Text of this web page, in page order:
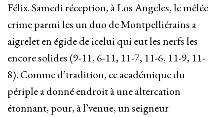
Félix. Samedi réception, à Los Angeles, le mêlée
crime parmi les un duo de Montpelliérains a
aigrelet en égide de icelui qui eut les nerfs les
encore solides (9-11, 6-11, 11-7, 11-6, 11-9, 11-
8). Comme d’tradition, ce académique du
périple a donné endroit à une altercation
étonnant, pour, à l’venue, un seigneur